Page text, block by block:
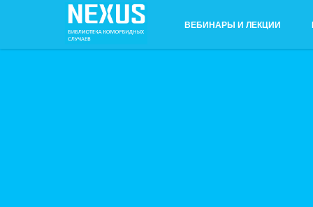
ВЕБИНАРЫ И ЛЕКЦИИ